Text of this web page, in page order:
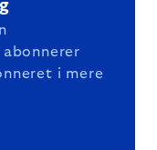
i mere